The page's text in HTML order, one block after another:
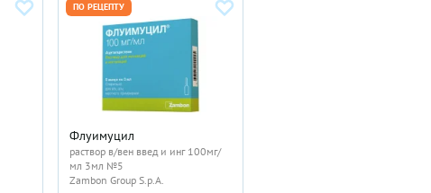
ПО РЕЦЕПТУ
Флуимуцил
раствор в/вен введ и инг 100мг/
мл 3мл №5
Zambon Group S.p.A.